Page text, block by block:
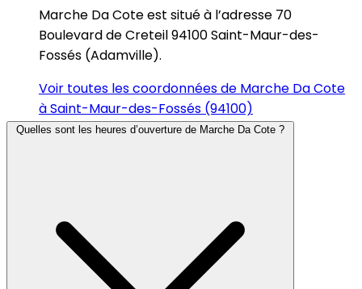
Marche Da Cote est situé à l’adresse 70
Boulevard de Creteil 94100 Saint-Maur-des-
Fossés (Adamville).
Voir toutes les coordonnées de Marche Da Cote
à Saint-Maur-des-Fossés (94100)
Quelles sont les heures d’ouverture de Marche Da Cote ?